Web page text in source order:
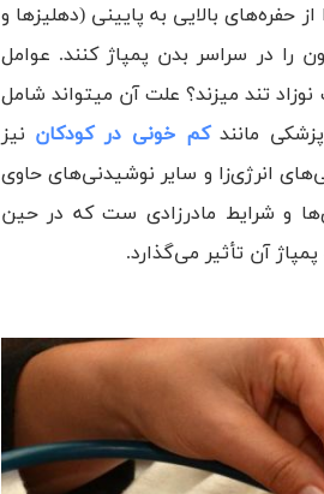
حفره‌های بالایی به پایینی (دهلیزها و
را در سراسر بدن پمپاژ کنند. عوامل
نوزاد تند میزند؟ علت آن میتواند شامل
مانندکم خونی در کودکان نیز
انرژی‌زا و سایر نوشیدنی‌های حاوی
و شرایط مادرزادی ست که در حین
آن تأثیر می‌گذارد.